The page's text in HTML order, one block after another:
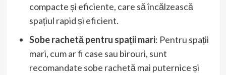
compacte și eficiente, care să încălzească
spațiul rapid și eficient.
Sobe rachetă pentru spații mari: Pentru spații
mari, cum ar fi case sau birouri, sunt
recomandate sobe rachetă mai puternice și